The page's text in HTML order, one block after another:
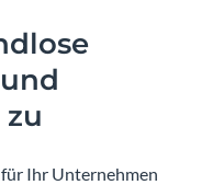
für Ihr Unternehmen